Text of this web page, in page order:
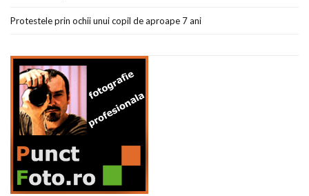
Protestele prin ochii unui copil de aproape 7 ani